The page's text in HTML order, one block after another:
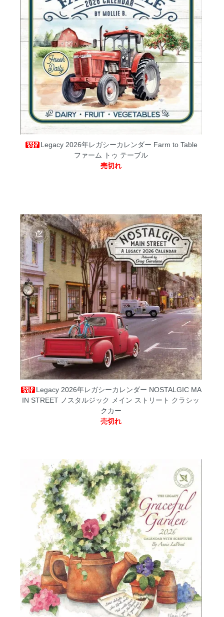
Legacy 2026年レガシーカレンダー Farm to Table
ファーム トゥ テーブル
売切れ
Legacy 2026年レガシーカレンダー NOSTALGIC MA
IN STREET ノスタルジック メイン ストリート クラシッ
クカー
売切れ